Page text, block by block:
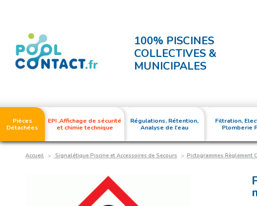
100% PISCINES
COLLECTIVES &
MUNICIPALES
Pièces
Détachées
EPI ,Affichage de sécurité
et chimie technique
Régulations, Rétention,
Analyse de l'eau
Filtration,
Plomberie
Accueil Signalétique Piscine et Accessoires de Secours Pictogrammes Règlement